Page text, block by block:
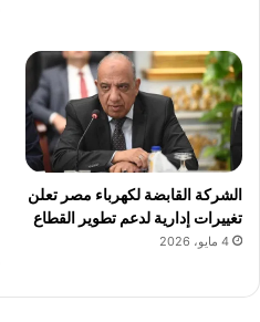
الشركة القابضة لكهرباء مصر تعلن
تغييرات إدارية لدعم تطوير القطاع
4 مايو، 2026